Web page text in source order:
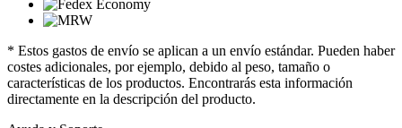
* Estos gastos de envío se aplican a un envío estándar. Pueden haber
costes adicionales, por ejemplo, debido al peso, tamaño o
características de los productos. Encontrarás esta información
directamente en la descripción del producto.